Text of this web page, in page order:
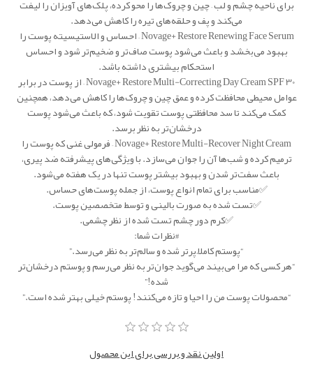
برای ناحیه چشم و لب – چین و چروک‌ها را محو کرده، پلک‌های آویزان را لیفت
می‌کند و پف و حلقه‌های تیره را کاهش می‌دهد.
Novage+ Restore Renewing Face Serum – احساس و الاستیسیته پوست را
بهبود می‌بخشد و باعث می‌شود پوست صاف‌تر و ضخیم‌تر شود و احساس
استحکام بیشتری داشته باشد.
Novage+ Restore Multi-Correcting Day Cream SPF 30 – از پوست در برابر
عوامل محیطی محافظت کرده و عمق چین و چروک‌ها را کاهش می‌دهد، همچنین
کمک می‌کند تا سد محافظتی پوست تقویت شود، که باعث می‌شود پوست
درخشان‌تر به نظر برسد.
Novage+ Restore Multi-Recover Night Cream – فرمولی غنی که پوست را
ترمیم کرده و شب‌ها آن را جوان می‌سازد. با ویژگی‌های پیشرفته ضد پیری،
باعث سفت‌تر شدن و بهبود بیشتر پوست تنها در یک هفته می‌شود.
✅مناسب برای تمام انواع پوست، از جمله پوست‌های حساس.
✅تست شده به صورت بالینی و توسط متخصصین پوست.
✅کرم دور چشم تست شده از نظر چشمی.
#نظرات شما:
“پوستم کاملاً پرتر شده و سالم‌تر به نظر می‌رسد.”
“هر کسی که مرا می‌بیند می‌گوید جوان‌تر به نظر می‌رسم و پوستم درخشان‌تر
شده!”
“محصولات پوست من را احیا و تازه می‌کنند! پوستم خیلی بهتر شده است.”
اولین نقد و بررسی برای این محصول